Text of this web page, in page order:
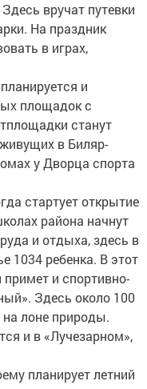
вручат путевки
На праздник
в играх,
и
площадок с
станут
в Биляр-
у Дворца спорта
стартует открытие
района начнут
и отдыха, здесь в
1034 ребенка. В этот
и спортивно-
Здесь около 100
на лоне природы.
и в «Лучезарном»,
планирует летний